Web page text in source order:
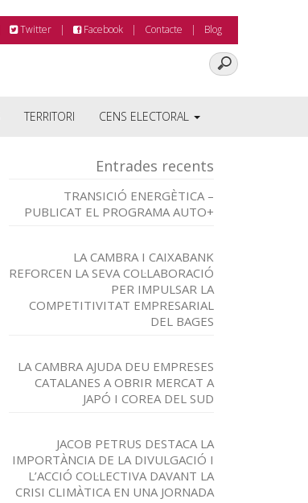
Twitter Facebook Contacte Blog
TERRITORI CENS ELECTORAL
Entrades recents
TRANSICIÓ ENERGÈTICA –
PUBLICAT EL PROGRAMA AUTO+
LA CAMBRA I CAIXABANK
REFORCEN LA SEVA COL·LABORACIÓ
PER IMPULSAR LA
COMPETITIVITAT EMPRESARIAL
DEL BAGES
LA CAMBRA AJUDA DEU EMPRESES
CATALANES A OBRIR MERCAT A
JAPÓ I COREA DEL SUD
JACOB PETRUS DESTACA LA
IMPORTÀNCIA DE LA DIVULGACIÓ I
L’ACCIÓ COL·LECTIVA DAVANT LA
CRISI CLIMÀTICA EN UNA JORNADA